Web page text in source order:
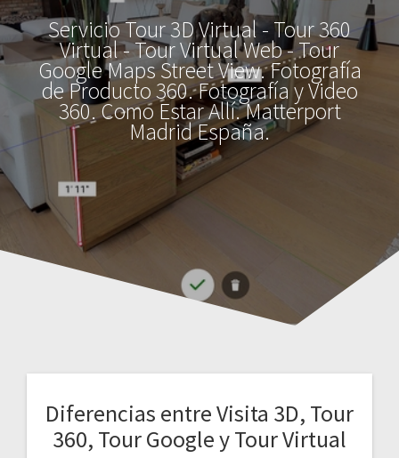
Servicio Tour 3D Virtual - Tour 360
Virtual - Tour Virtual Web - Tour
Google Maps Street View. Fotografía
de Producto 360. Fotografía y Video
360. Como Estar Allí. Matterport
Madrid España.
Diferencias entre Visita 3D, Tour
360, Tour Google y Tour Virtual